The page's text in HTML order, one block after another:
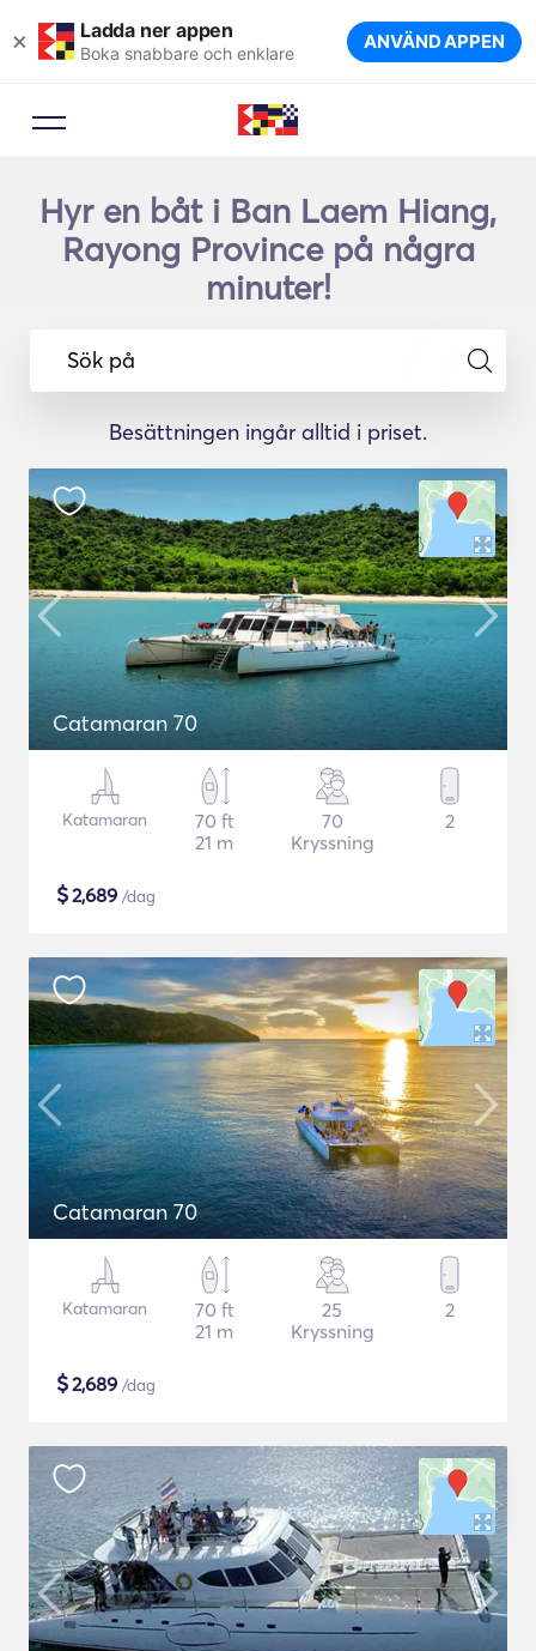
× Ladda ner appen
Boka snabbare och enklare ANVÄND APPEN
Hyr en båt i Ban Laem Hiang,
Rayong Province på några
minuter!
Sök på
Besättningen ingår alltid i priset.
Catamaran 70
Katamaran
70 ft
21 m
70
Kryssning
2
$2,689 /dag
Catamaran 70
Katamaran
70 ft
21 m
25
Kryssning
2
$2,689 /dag